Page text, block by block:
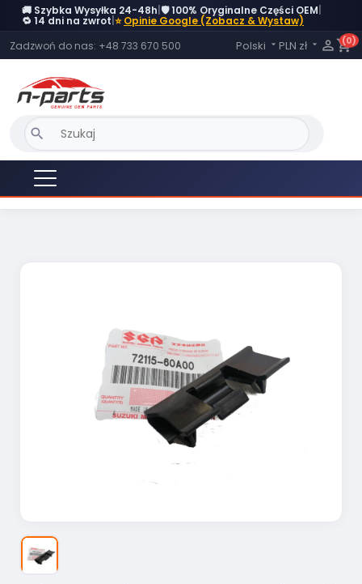
🚚 Szybka Wysyłka 24-48h 🛡️ 100% Oryginalne Części OEM
🔁 14 dni na zwrot ⭐Opinie Google (Zobacz & Wystaw)
Zadzwoń do nas: +48 733 670 500 Język:
Polski  PLN zł   shopping_cart
(0)
search
OBECNIE BRAK NA STANIE